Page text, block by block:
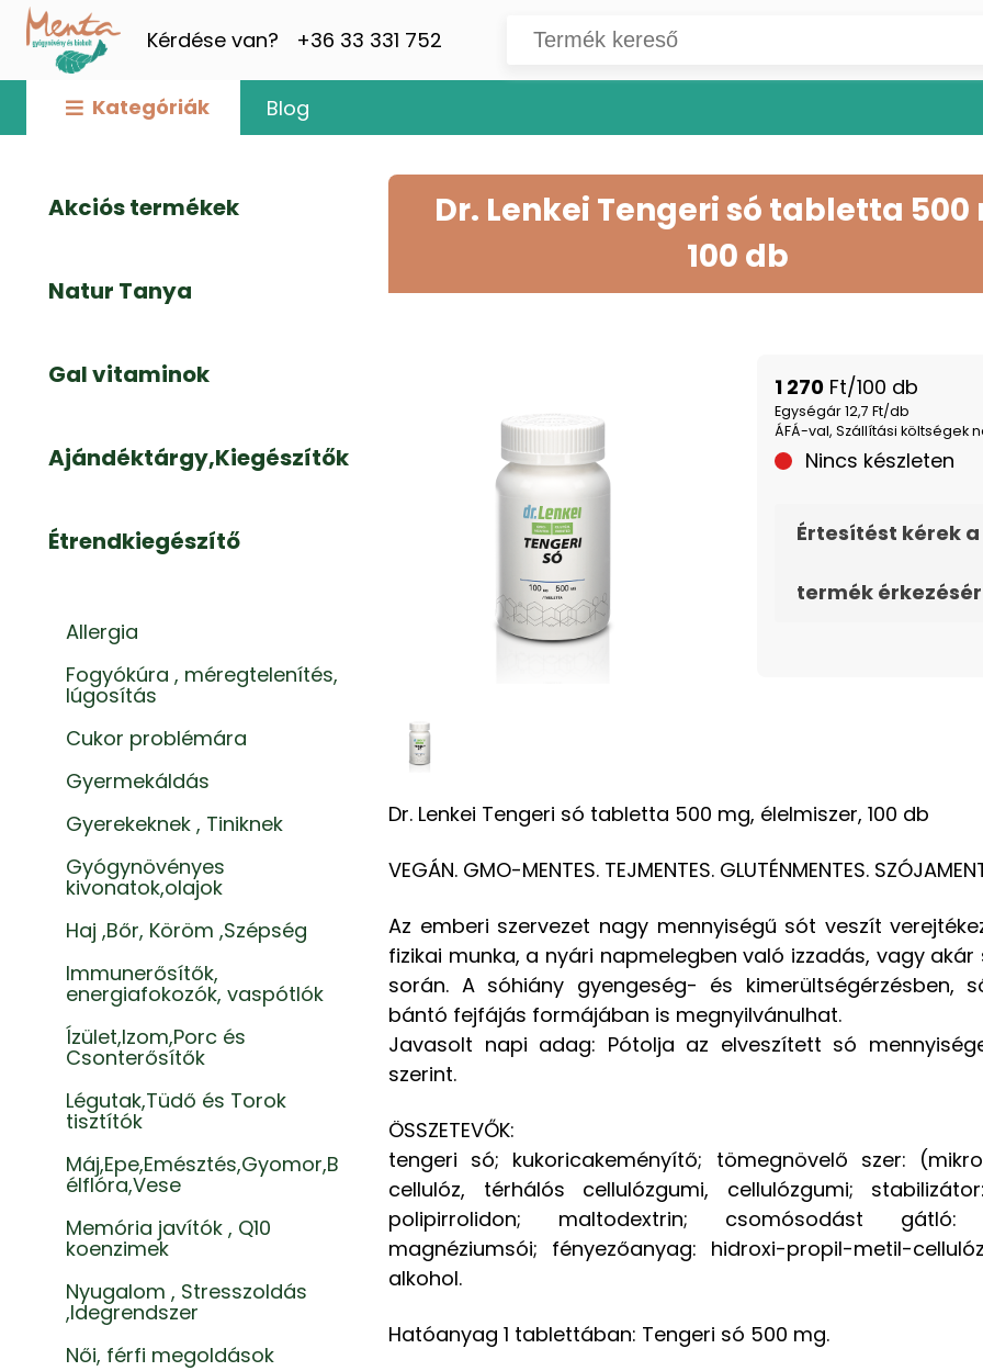
Kérdése van? +36 33 331 752
Kategóriák Blog
Akciós termékek
Natur Tanya
Gal vitaminok
Ajándéktárgy,Kiegészítők
Étrendkiegészítő
Allergia
Fogyókúra , méregtelenítés,
lúgosítás
Cukor problémára
Gyermekáldás
Gyerekeknek , Tiniknek
Gyógynövényes
kivonatok,olajok
Haj ,Bőr, Köröm ,Szépség
Immunerősítők,
energiafokozók, vaspótlók
Ízület,Izom,Porc és
Csonterősítők
Légutak,Tüdő és Torok
tisztítók
Máj,Epe,Emésztés,Gyomor,B
élflóra,Vese
Memória javítók , Q10
koenzimek
Nyugalom , Stresszoldás
,Idegrendszer
Női, férfi megoldások
Dr. Lenkei Tengeri só tabletta 500
100 db
1 270 Ft/100 db
Egységár 12,7 Ft/db
ÁFÁ-val, Szállítási költségek
Nincs készleten
Értesítést kérek a
termék
Dr. Lenkei Tengeri só tabletta 500 mg, élelmiszer, 100 db
VEGÁN. GMO-MENTES. TEJMENTES. GLUTÉNMENTES.
Az emberi szervezet nagy mennyiségű sót veszít
fizikai munka, a nyári napmelegben való izzadás, vagy akár
során. A sóhiány gyengeség- és kimerültségérzésben,
bántó fejfájás formájában is megnyilvánulhat.
Javasolt napi adag: Pótolja az elveszített só
szerint.
ÖSSZETEVŐK:
tengeri só; kukoricakeményítő; tömegnövelő szer:
cellulóz, térhálós cellulózgumi, cellulózgumi;
polipirrolidon; maltodextrin; csomósodást gátló:
magnéziumsói; fényezőanyag: hidroxi-propil-metil-
alkohol.
Hatóanyag 1 tablettában: Tengeri só 500 mg.